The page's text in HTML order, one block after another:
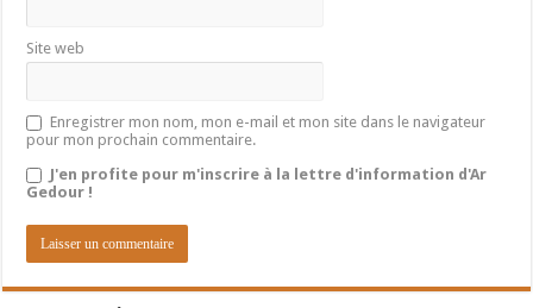
Site web
Enregistrer mon nom, mon e-mail et mon site dans le navigateur
pour mon prochain commentaire.
J'en profite pour m'inscrire à la lettre d'information d'Ar
Gedour !